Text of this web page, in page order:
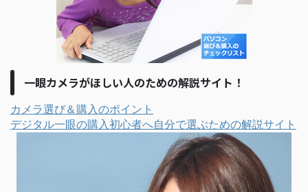
一眼カメラがほしい人のための解説サイト！
カメラ選び＆購入のポイント
デジタル一眼の購入初心者へ自分で選ぶための解説サイト